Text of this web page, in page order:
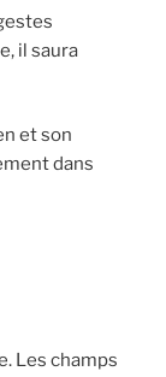
il saura
et son
dans
Les champs